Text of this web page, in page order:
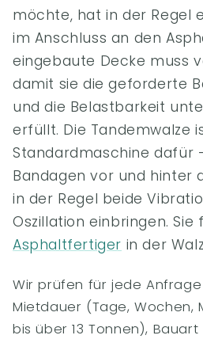
möchte, hat in der Regel
im Anschluss an den
eingebaute Decke muss
damit sie die geforderte
und die Belastbarkeit
erfüllt. Die Tandemwalze
Standardmaschine dafür
Bandagen vor und hinter
in der Regel beide
Oszillation einbringen.
Asphaltfertiger in der
Wir prüfen für jede Anfrage
Mietdauer (Tage, Wochen,
bis über 13 Tonnen),